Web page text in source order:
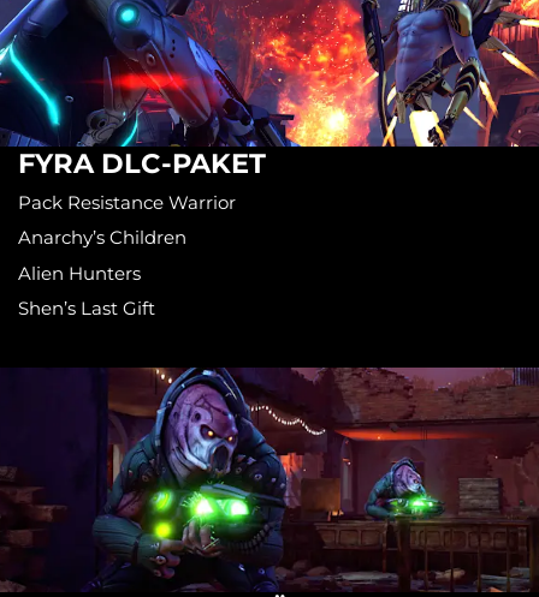
FYRA DLC-PAKET
Pack Resistance Warrior
Anarchy’s Children
Alien Hunters
Shen’s Last Gift